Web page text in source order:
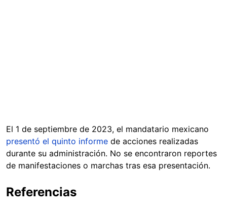
El 1 de septiembre de 2023, el mandatario mexicano
presentó el quinto informe de acciones realizadas
durante su administración. No se encontraron reportes
de manifestaciones o marchas tras esa presentación.
Referencias